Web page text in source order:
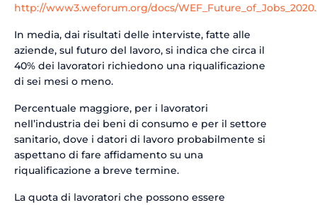
http://www3.weforum.org/docs/
In media, dai risultati delle interviste, fatte alle
aziende, sul futuro del lavoro, si indica che circa il
40% dei lavoratori richiedono una riqualificazione
di sei mesi o meno.
Percentuale maggiore, per i lavoratori
nell’industria dei beni di consumo e per il settore
sanitario, dove i datori di lavoro probabilmente si
aspettano di fare affidamento su una
riqualificazione a breve termine.
La quota di lavoratori che possono essere